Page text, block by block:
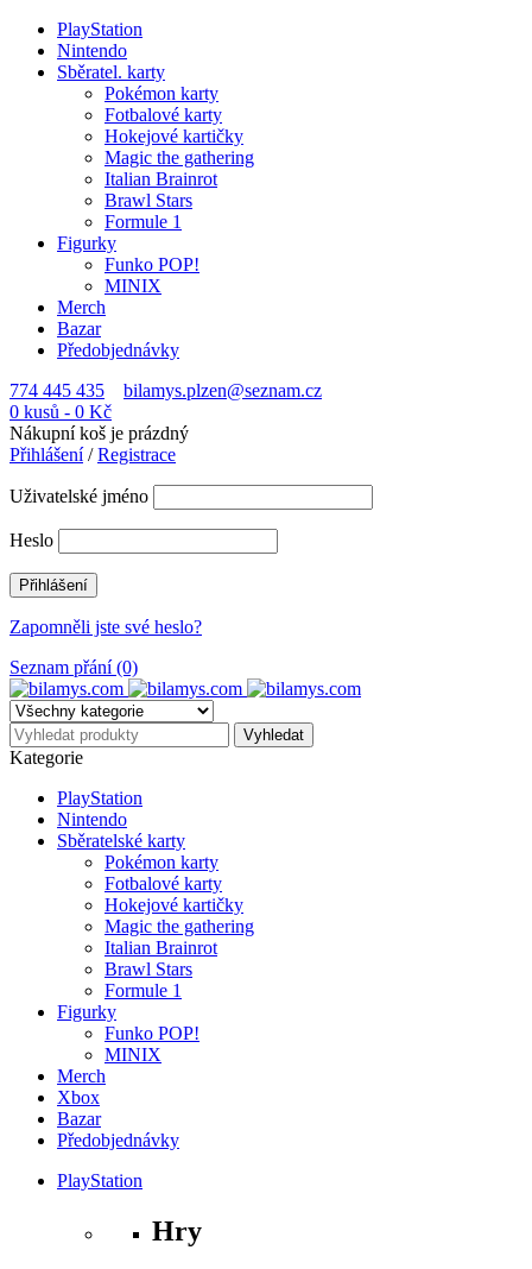
PlayStation
Nintendo
Sběratel. karty
Pokémon karty
Fotbalové karty
Hokejové kartičky
Magic the gathering
Italian Brainrot
Brawl Stars
Formule 1
Figurky
Funko POP!
MINIX
Merch
Bazar
Předobjednávky
774 445 435
bilamys.plzen@seznam.cz
0 kusů - 0 Kč
Nákupní koš je prázdný
Přihlášení/Registrace
Uživatelské jméno
Heslo
Zapomněli jste své heslo?
Seznam přání (0)
Kategorie
PlayStation
Nintendo
Sběratelské karty
Pokémon karty
Fotbalové karty
Hokejové kartičky
Magic the gathering
Italian Brainrot
Brawl Stars
Formule 1
Figurky
Funko POP!
MINIX
Merch
Xbox
Bazar
Předobjednávky
PlayStation
Hry